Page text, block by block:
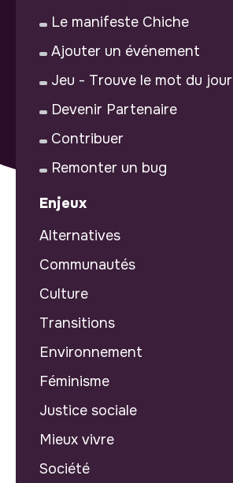
Le manifeste Chiche
Ajouter un événement
Jeu - Trouve le mot du jour
Devenir Partenaire
Contribuer
Remonter un bug
Enjeux
Alternatives
Communautés
Culture
Transitions
Environnement
Féminisme
Justice sociale
Mieux vivre
Société